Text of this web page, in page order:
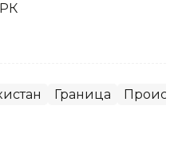
Граница